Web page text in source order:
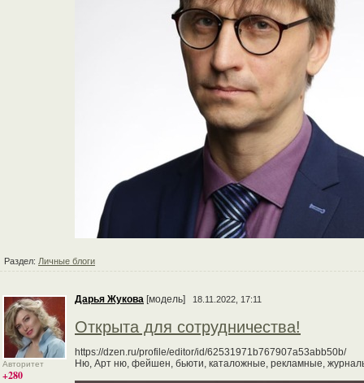
Раздел: Личные блоги
Авторитет
+280
Дарья Жукова [модель] 18.11.2022, 17:11
Открыта для сотрудничества!
https://dzen.ru/profile/editor/id/62531971b767907a53abb50b/
Ню, Арт ню, фейшен, бьюти, каталожные, рекламные,